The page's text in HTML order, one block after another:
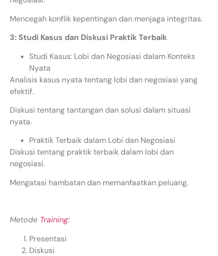
Mencegah konflik kepentingan dan menjaga integritas.
3: Studi Kasus dan Diskusi Praktik Terbaik
Studi Kasus: Lobi dan Negosiasi dalam Konteks
Nyata
Analisis kasus nyata tentang lobi dan negosiasi yang
efektif.
Diskusi tentang tantangan dan solusi dalam situasi
nyata.
Praktik Terbaik dalam Lobi dan Negosiasi
Diskusi tentang praktik terbaik dalam lobi dan
negosiasi.
Mengatasi hambatan dan memanfaatkan peluang.
Metode Training:
Presentasi
Diskusi